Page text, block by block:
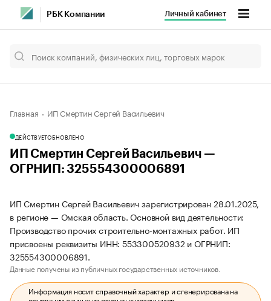
РБК Компании Личный кабинет
Главная ИП Смертин Сергей Васильевич
ДЕЙСТВУЕТОБНОВЛЕНО
ИП Смертин Сергей Васильевич —
ОГРНИП: 325554300006891
ИП Смертин Сергей Васильевич зарегистрирован 28.01.2025,
в регионе — Омская область. Основной вид деятельности:
Производство прочих строительно-монтажных работ. ИП
присвоены реквизиты ИНН: 553300520932 и ОГРНИП:
325554300006891.
Данные получены из публичных государственных источников.
Информация носит справочный характер и сгенерирована на